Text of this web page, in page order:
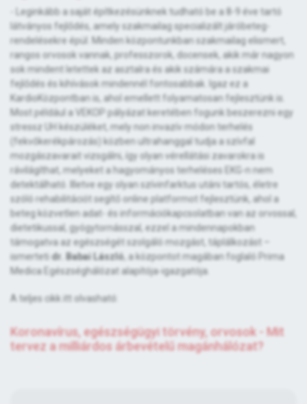
- Leginkább a saját építkezésünknek tudható be a 8-9 éve tartó
látványos fejlődés, amely szakmailag specializált járóbeteg-
rendelésekre épül. Minden központunkban szakmailag elismert,
rangos orvosok vannak, professzorok, docensek, akik már nagyon
sok mindent letettek az asztalra és akik számára a szakmai
fejlődés és kihívások mindennél fontosabbak. Igaz ez a
KardioKözpontban is, ahol emellett folyamatosan fejlesztünk is.
Most például a VEKOP pályázat keretében fogunk beszerezni egy
stressz UH készüléket, mely non invazív módon terhelés
(fekvőkerékpározás) közben ultrahanggal tudja a szívfal
mozgászavarait vizsgálni, így olyan vérellátási zavarokra is
rávilágíthat, melyeket a hagyományos terheléses EKG-n nem
detektálható. Illetve egy olyan szívinfarktus utáni tartós, életre
szóló rehabilitációt segítő online platformot fejlesztünk, ahol a
beteg közvetlen adat- és információkapcsolatban van az orvossal,
dietetikussal, gyógytornásszal, ezzel a mindennapokban
támogatva az egészségét szolgáló mozgást, táplálkozást –
ismerteti dr. Babai László, a központot magában foglaló Prima
Medica Egészséghálózat alapítója-igazgatója.
A teljes cikk itt olvasható:
Koronavírus, egészségügyi törvény, orvosok - Mit
tervez a milliárdos árbevételű magánhálózat?